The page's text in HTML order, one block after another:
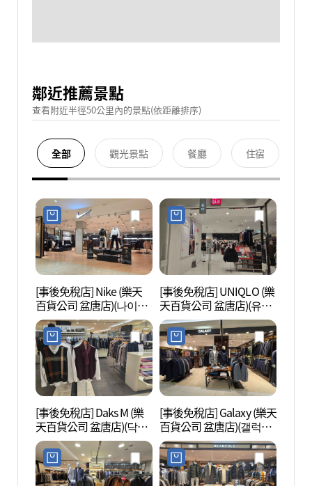
鄰近推薦景點
查看附近半徑50公里內的景點(依距離排序)
全部 觀光景點 餐廳 住宿
[事後免稅店] Nike (樂天
百貨公司 盆唐店)(나이키
롯데백화점 분당점)
[事後免稅店] UNIQLO (樂
天百貨公司 盆唐店)(유니
클로 롯데백화점 분당점)
[事後免稅店] Daks M (樂
天百貨公司 盆唐店)(닥스
남성 롯데백화점 분당점)
[事後免稅店] Galaxy (樂天
百貨公司 盆唐店)(갤럭시
롯데백화점 분당점)